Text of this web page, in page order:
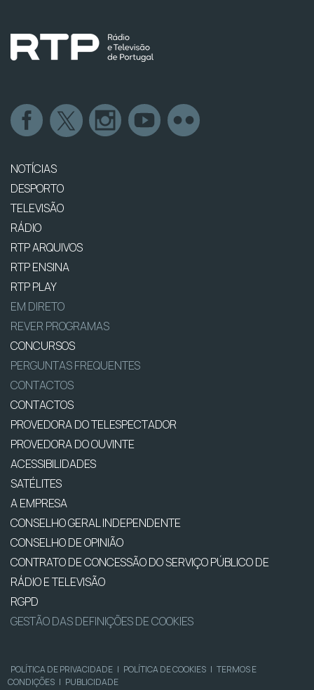
NOTÍCIAS
DESPORTO
TELEVISÃO
RÁDIO
RTP ARQUIVOS
RTP ENSINA
RTP PLAY
EM DIRETO
REVER PROGRAMAS
CONCURSOS
PERGUNTAS FREQUENTES
CONTACTOS
CONTACTOS
PROVEDORA DO TELESPECTADOR
PROVEDORA DO OUVINTE
ACESSIBILIDADES
SATÉLITES
A EMPRESA
CONSELHO GERAL INDEPENDENTE
CONSELHO DE OPINIÃO
CONTRATO DE CONCESSÃO DO SERVIÇO PÚBLICO DE
RÁDIO E TELEVISÃO
RGPD
GESTÃO DAS DEFINIÇÕES DE COOKIES
POLÍTICA DE PRIVACIDADE | POLÍTICA DE COOKIES | TERMOS E
CONDIÇÕES | PUBLICIDADE